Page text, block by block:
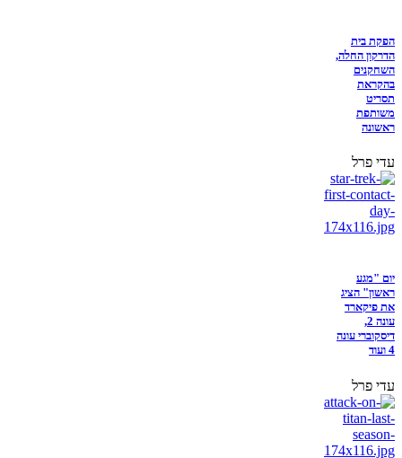
הפקת בית
הדרקון החלה,
השחקנים
בהקראת
תסריט
משותפת
ראשונה
עדי פרל
יום "מגע
ראשון" הציג
את פיקארד
עונה 2,
דיסקוברי עונה
4 ועוד
עדי פרל